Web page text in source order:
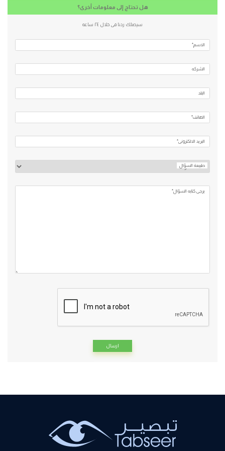
هل تحتاج إلى معلومات أخرى؟
سيصلك ردنا فى خلال ٢٤ ساعه
الاسم*
الشركه
البلد
الهاتف*
البريد الالكتروني*
طبيعة السؤال
يرجي كتابه السؤال*